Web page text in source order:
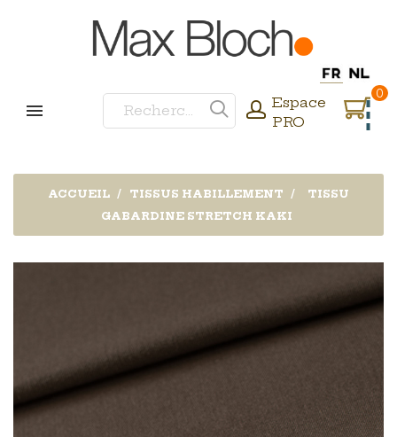
Espace
PRO
0
ACCUEIL TISSUS HABILLEMENT
TISSU
GABARDINE STRETCH KAKI